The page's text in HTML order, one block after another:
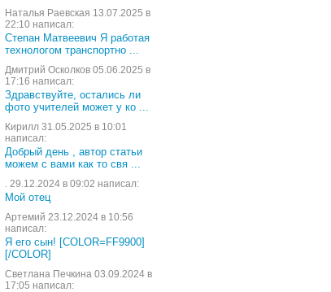
Наталья Раевская 13.07.2025 в
22:10 написал:
Степан Матвеевич Я работая
технологом транспортно ...
Дмитрий Осколков 05.06.2025 в
17:16 написал:
Здравствуйте, остались ли
фото учителей может у ко ...
Кирилл 31.05.2025 в 10:01
написал:
Добрый день , автор статьи
можем с вами как то свя ...
. 29.12.2024 в 09:02 написал:
Мой отец
Артемий 23.12.2024 в 10:56
написал:
Я его сын! [COLOR=FF9900]
[/COLOR]
Светлана Печкина 03.09.2024 в
17:05 написал: